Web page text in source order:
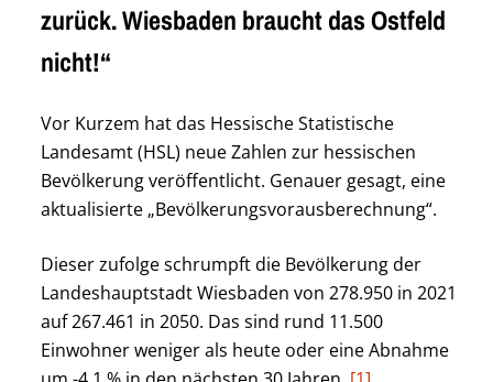
zurück. Wiesbaden braucht das Ostfeld
nicht!“
Vor Kurzem hat das Hessische Statistische
Landesamt (HSL) neue Zahlen zur hessischen
Bevölkerung veröffentlicht. Genauer gesagt, eine
aktualisierte „Bevölkerungsvorausberechnung“.
Dieser zufolge schrumpft die Bevölkerung der
Landeshauptstadt Wiesbaden von 278.950 in 2021
auf 267.461 in 2050. Das sind rund 11.500
Einwohner weniger als heute oder eine Abnahme